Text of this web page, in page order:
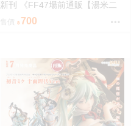
新刊 《FF47場前通販【湯米二
七】原創新刊 《綠鼎記上（下
略）》 壓克力磁吸滑軌學生證 感
證 簽感謝簽名板トミー27 ［箱庭
交響曲-通販］
700